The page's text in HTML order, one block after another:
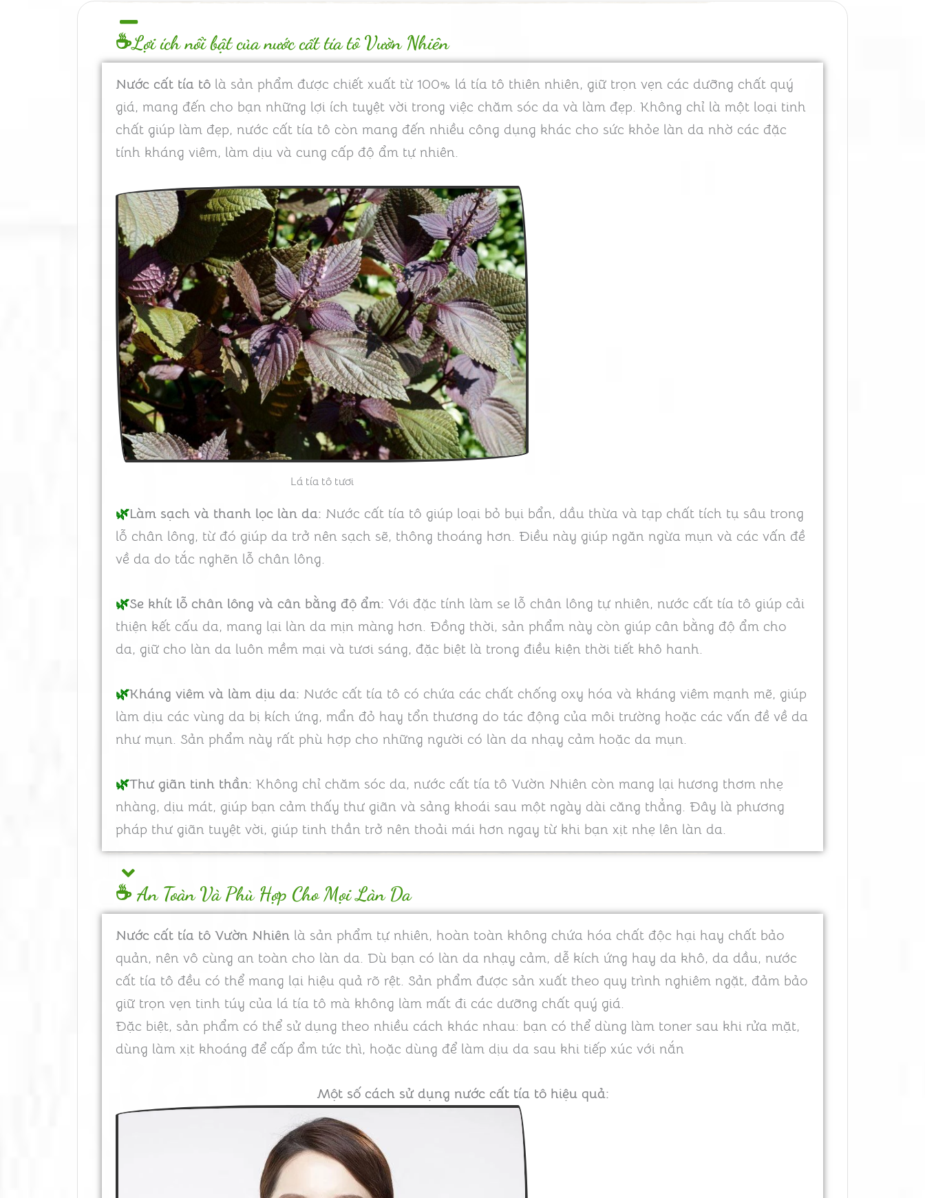
☕Lợi ích nổi bật của nước cất tía tô Vườn Nhiên
Nước cất tía tô là sản phẩm được chiết xuất từ 100% lá tía tô thiên nhiên, giữ trọn vẹn các dưỡng chất quý
giá, mang đến cho bạn những lợi ích tuyệt vời trong việc chăm sóc da và làm đẹp. Không chỉ là một loại tinh
chất giúp làm đẹp, nước cất tía tô còn mang đến nhiều công dụng khác cho sức khỏe làn da nhờ các đặc
tính kháng viêm, làm dịu và cung cấp độ ẩm tự nhiên.
Lá tía tô tươi
🌿Làm sạch và thanh lọc làn da: Nước cất tía tô giúp loại bỏ bụi bẩn, dầu thừa và tạp chất tích tụ sâu trong
lỗ chân lông, từ đó giúp da trở nên sạch sẽ, thông thoáng hơn. Điều này giúp ngăn ngừa mụn và các vấn đề
về da do tắc nghẽn lỗ chân lông.
🌿Se khít lỗ chân lông và cân bằng độ ẩm: Với đặc tính làm se lỗ chân lông tự nhiên, nước cất tía tô giúp cải
thiện kết cấu da, mang lại làn da mịn màng hơn. Đồng thời, sản phẩm này còn giúp cân bằng độ ẩm cho
da, giữ cho làn da luôn mềm mại và tươi sáng, đặc biệt là trong điều kiện thời tiết khô hanh.
🌿Kháng viêm và làm dịu da: Nước cất tía tô có chứa các chất chống oxy hóa và kháng viêm mạnh mẽ, giúp
làm dịu các vùng da bị kích ứng, mẩn đỏ hay tổn thương do tác động của môi trường hoặc các vấn đề về da
như mụn. Sản phẩm này rất phù hợp cho những người có làn da nhạy cảm hoặc da mụn.
🌿Thư giãn tinh thần: Không chỉ chăm sóc da, nước cất tía tô Vườn Nhiên còn mang lại hương thơm nhẹ
nhàng, dịu mát, giúp bạn cảm thấy thư giãn và sảng khoái sau một ngày dài căng thẳng. Đây là phương
pháp thư giãn tuyệt vời, giúp tinh thần trở nên thoải mái hơn ngay từ khi bạn xịt nhẹ lên làn da.
☕ An Toàn Và Phù Hợp Cho Mọi Làn Da
Nước cất tía tô Vườn Nhiên là sản phẩm tự nhiên, hoàn toàn không chứa hóa chất độc hại hay chất bảo
quản, nên vô cùng an toàn cho làn da. Dù bạn có làn da nhạy cảm, dễ kích ứng hay da khô, da dầu, nước
cất tía tô đều có thể mang lại hiệu quả rõ rệt. Sản phẩm được sản xuất theo quy trình nghiêm ngặt, đảm bảo
giữ trọn vẹn tinh túy của lá tía tô mà không làm mất đi các dưỡng chất quý giá.
Đặc biệt, sản phẩm có thể sử dụng theo nhiều cách khác nhau: bạn có thể dùng làm toner sau khi rửa mặt,
dùng làm xịt khoáng để cấp ẩm tức thì, hoặc dùng để làm dịu da sau khi tiếp xúc với nắn
Một số cách sử dụng nước cất tía tô hiệu quả: